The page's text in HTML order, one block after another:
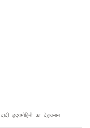
हृदयमोहिनी का देहावसान